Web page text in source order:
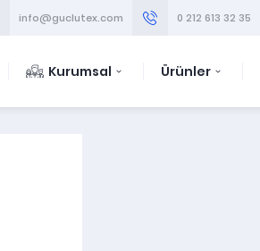
info@guclutex.com 0 212 613 32 35
Kurumsal Ürünler